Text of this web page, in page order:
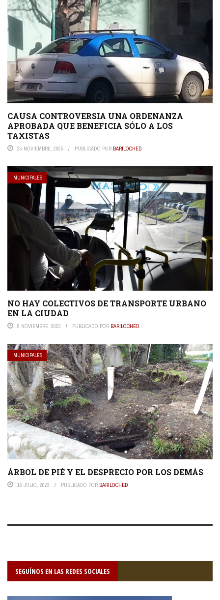
CAUSA CONTROVERSIA UNA ORDENANZA
APROBADA QUE BENEFICIA SÓLO A LOS
TAXISTAS
25 NOVIEMBRE, 2025 PUBLICADO POR BARILOCHED
MUNICIPALES
NO HAY COLECTIVOS DE TRANSPORTE URBANO
EN LA CIUDAD
8 NOVIEMBRE, 2023 PUBLICADO POR BARILOCHED
MUNICIPALES
ÁRBOL DE PIÉ Y EL DESPRECIO POR LOS DEMÁS
16 JULIO, 2023 PUBLICADO POR BARILOCHED
SEGUÍNOS EN LAS REDES SOCIALES